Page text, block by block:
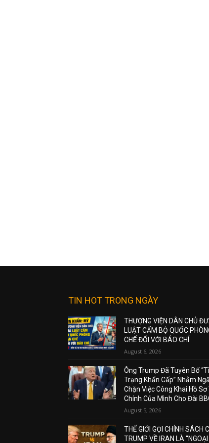
TIN HOT TRONG NGÀY
THƯỢNG VIỆN DÂN CHỦ
LUẬT CẤM BỘ QUỐC
CHẾ ĐỐI VỚI BÁO CHÍ
August 6, 2026
Ông Trump Đã Tuyên Bố
Trạng Khẩn Cấp” Nhằm
Chặn Việc Công Khai Hồ Sơ
Chính Của Mình Cho Đài
August 5, 2026
THẾ GIỚI GỌI CHÍNH SÁCH
TRUMP VỀ IRAN LÀ